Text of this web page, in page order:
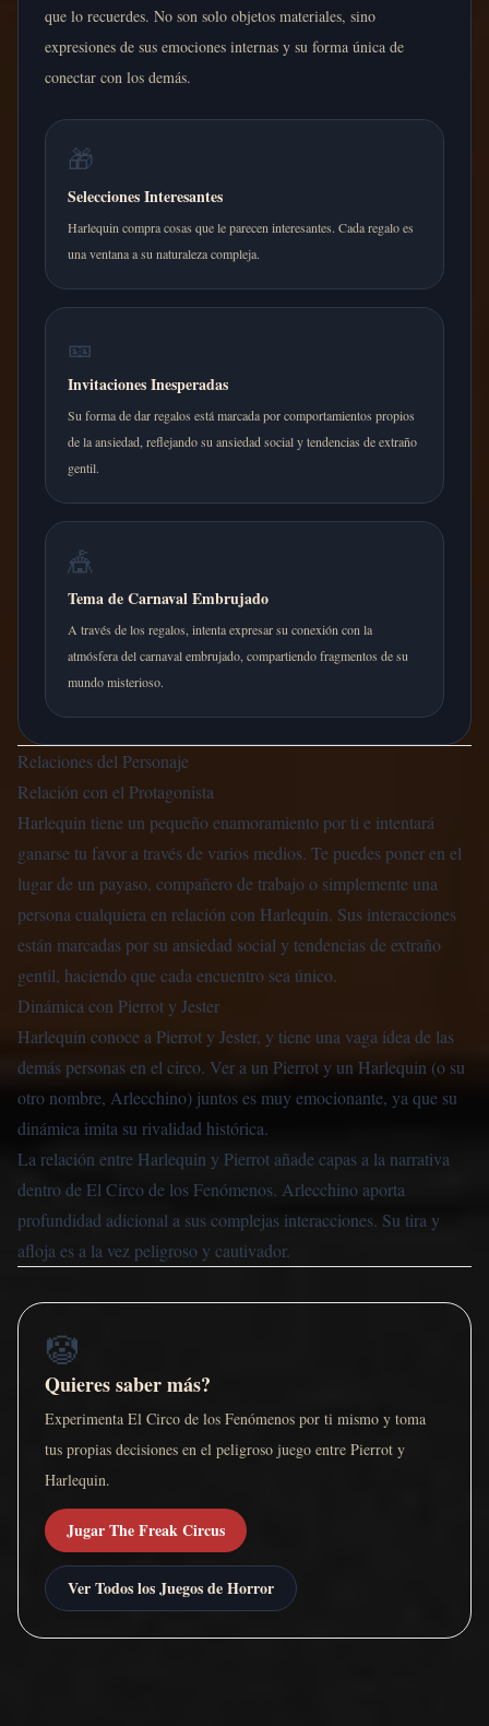
que lo recuerdes. No son solo objetos materiales, sino
expresiones de sus emociones internas y su forma única de
conectar con los demás.
🎁
Selecciones Interesantes
Harlequin compra cosas que le parecen interesantes. Cada regalo es
una ventana a su naturaleza compleja.
🎫
Invitaciones Inesperadas
Su forma de dar regalos está marcada por comportamientos propios
de la ansiedad, reflejando su ansiedad social y tendencias de extraño
gentil.
🎪
Tema de Carnaval Embrujado
A través de los regalos, intenta expresar su conexión con la
atmósfera del carnaval embrujado, compartiendo fragmentos de su
mundo misterioso.
Relaciones del Personaje
Relación con el Protagonista
Harlequin tiene un pequeño enamoramiento por ti e intentará
ganarse tu favor a través de varios medios. Te puedes poner en el
lugar de un payaso, compañero de trabajo o simplemente una
persona cualquiera en relación con Harlequin. Sus interacciones
están marcadas por su ansiedad social y tendencias de extraño
gentil, haciendo que cada encuentro sea único.
Dinámica con Pierrot y Jester
Harlequin conoce a Pierrot y Jester, y tiene una vaga idea de las
demás personas en el circo. Ver a un Pierrot y un Harlequin (o su
otro nombre, Arlecchino) juntos es muy emocionante, ya que su
dinámica imita su rivalidad histórica.
La relación entre Harlequin y Pierrot añade capas a la narrativa
dentro de El Circo de los Fenómenos. Arlecchino aporta
profundidad adicional a sus complejas interacciones. Su tira y
afloja es a la vez peligroso y cautivador.
🤡
Quieres saber más?
Experimenta El Circo de los Fenómenos por ti mismo y toma
tus propias decisiones en el peligroso juego entre Pierrot y
Harlequin.
Jugar The Freak Circus
Ver Todos los Juegos de Horror